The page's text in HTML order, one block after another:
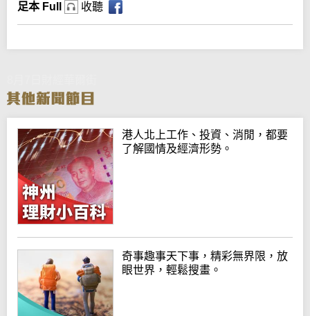
足本 Full 收聽
港人北上工作、投資、消閒，都要
了解國情及經濟形勢。
奇事趣事天下事，精彩無界限，放
眼世界，輕鬆搜畫。